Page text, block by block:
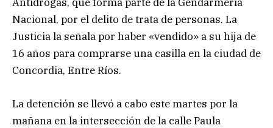
Nacional, por el delito de trata de personas. La
Justicia la señala por haber «vendido» a su hija de
16 años para comprarse una casilla en la ciudad de
Concordia, Entre Ríos.
La detención se llevó a cabo este martes por la
mañana en la intersección de la calle Paula